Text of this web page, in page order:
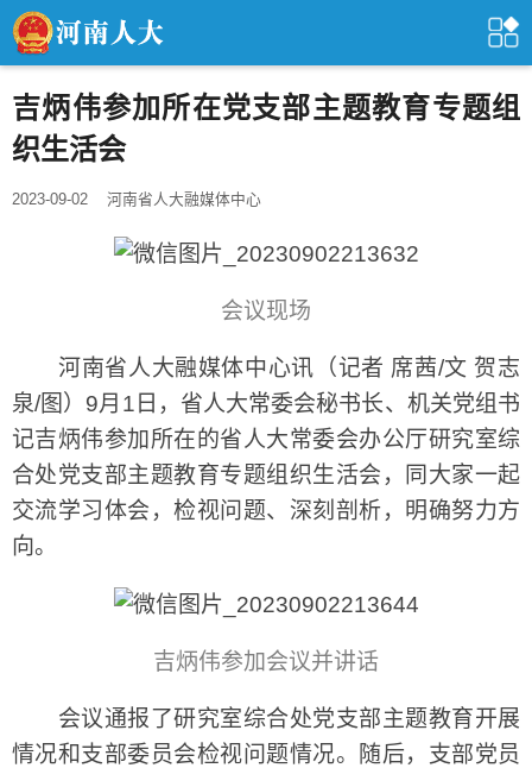
吉炳伟参加所在党支部主题教育专题组
织生活会
2023-09-02 河南省人大融媒体中心
会议现场
河南省人大融媒体中心讯（记者 席茜/文 贺志
泉/图）9月1日，省人大常委会秘书长、机关党组书
记吉炳伟参加所在的省人大常委会办公厅研究室综
合处党支部主题教育专题组织生活会，同大家一起
交流学习体会，检视问题、深刻剖析，明确努力方
向。
吉炳伟参加会议并讲话
会议通报了研究室综合处党支部主题教育开展
情况和支部委员会检视问题情况。随后，支部党员